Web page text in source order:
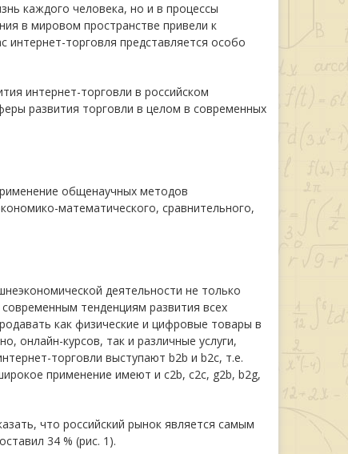
каждого человека, но и в процессы
в мировом пространстве привели к
интернет-торговля представляется особо
интернет-торговли в российском
развития торговли в целом в современных
общенаучных методов
математического, сравнительного,
деятельности не только
тенденциям развития всех
как физические и цифровые товары в
онлайн-курсов, так и различные услуги,
торговли выступают b2b и b2c, т.е.
применение имеют и c2b, c2c, g2b, b2g,
что российский рынок является самым
34 % (рис. 1).